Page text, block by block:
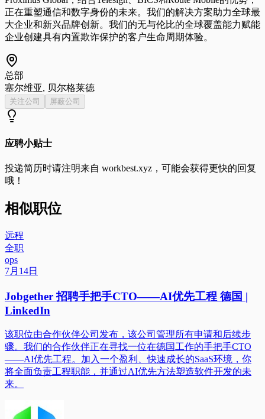
正在重塑通信和数字身份的未来。我们的解决方案助力全球最
大企业和新兴品牌创新。我们的无与伦比的全球覆盖能力赋能
企业创建具有内置欺诈保护的客户生命周期体验。
总部
塞尔维亚, 贝尔格莱德
关注公司 屏蔽公司
应聘小贴士
投递简历时请注明来自 workbest.xyz ，可能会获得更快的回复
哦！
相似职位
远程
全职
ops
7月14日
Jobgether 招聘手把手CTO——AI优先工程 德国 |
LinkedIn
该职位由合作伙伴公司发布，该公司管理所有申请和后续步
骤。我们的合作伙伴正在寻找一位在德国工作的手把手CTO
——AI优先工程。加入一个盈利、快速成长的SaaS环境，你
将全面负责工程职能，并通过AI优先方法塑造软件开发的未
来。